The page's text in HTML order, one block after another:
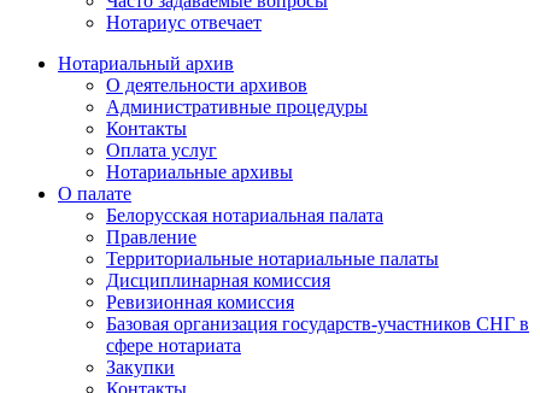
Нотариус отвечает
Нотариальный архив
О деятельности архивов
Административные процедуры
Контакты
Оплата услуг
Нотариальные архивы
О палате
Белорусская нотариальная палата
Правление
Территориальные нотариальные палаты
Дисциплинарная комиссия
Ревизионная комиссия
Базовая организация государств-участников СНГ в
сфере нотариата
Закупки